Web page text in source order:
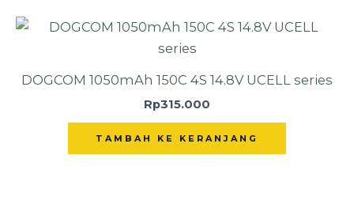
DOGCOM 1050mAh 150C 4S 14.8V UCELL series
Rp315.000
TAMBAH KE KERANJANG